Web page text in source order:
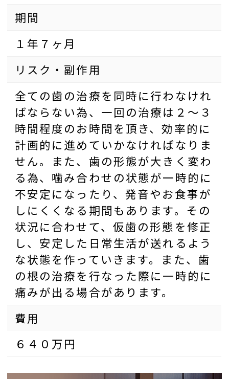
期間
１年７ヶ月
リスク・副作用
全ての歯の治療を同時に行わなけれ
ばならない為、一回の治療は２〜３
時間程度のお時間を頂き、効率的に
計画的に進めていかなければなりま
せん。また、歯の形態が大きく変わ
る為、噛み合わせの状態が一時的に
不安定になったり、発音やお食事が
しにくくなる期間もあります。その
状況に合わせて、仮歯の形態を修正
し、安定した日常生活が送れるよう
な状態を作っていきます。また、歯
の根の治療を行なった際に一時的に
痛みが出る場合があります。
費用
６４０万円